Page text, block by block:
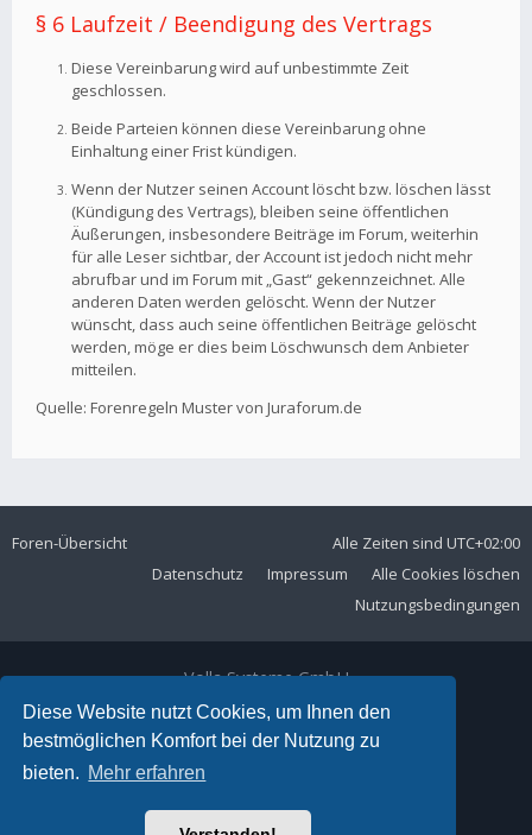
Diese Website nutzt Cookies, um Ihnen den
bestmöglichen Komfort bei der Nutzung zu
bieten. Mehr erfahren
§ 6 Laufzeit / Beendigung des Vertrags
Diese Vereinbarung wird auf unbestimmte Zeit
geschlossen.
Beide Parteien können diese Vereinbarung ohne
Einhaltung einer Frist kündigen.
Wenn der Nutzer seinen Account löscht bzw. löschen lässt
(Kündigung des Vertrags), bleiben seine öffentlichen
Äußerungen, insbesondere Beiträge im Forum, weiterhin
für alle Leser sichtbar, der Account ist jedoch nicht mehr
abrufbar und im Forum mit „Gast“ gekennzeichnet. Alle
anderen Daten werden gelöscht. Wenn der Nutzer
wünscht, dass auch seine öffentlichen Beiträge gelöscht
werden, möge er dies beim Löschwunsch dem Anbieter
mitteilen.
Quelle: Forenregeln Muster von Juraforum.de
Foren-Übersicht Alle Zeiten sind UTC+02:00
Alle Cookies löschen
Impressum
Datenschutz
Nutzungsbedingungen
Volla Systeme GmbH
Kölner Straße 102
42897 Remscheid
Telefon:+49 2191 59897 61
E-Mail: